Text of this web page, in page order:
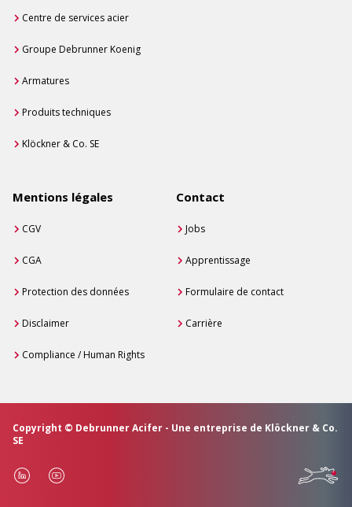
Centre de services acier
Groupe Debrunner Koenig
Armatures
Produits techniques
Klöckner & Co. SE
Mentions légales
CGV
CGA
Protection des données
Disclaimer
Compliance / Human Rights
Contact
Jobs
Apprentissage
Formulaire de contact
Carrière
Copyright © Debrunner Acifer - Une entreprise de Klöckner & Co.
SE